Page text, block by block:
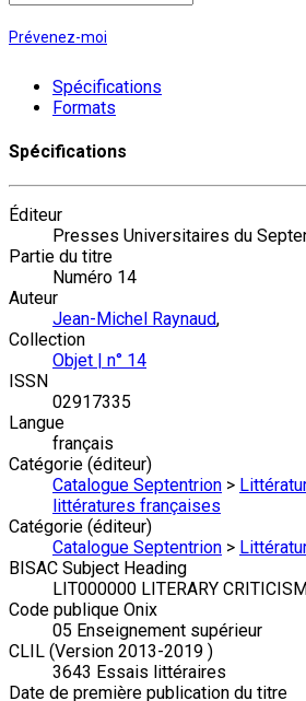
Prévenez-moi
Spécifications
Formats
Spécifications
Éditeur
Presses Universitaires du
Partie du titre
Numéro 14
Auteur
Jean-Michel Raynaud,
Collection
Objet | n° 14
ISSN
02917335
Langue
français
Catégorie (éditeur)
Catalogue Septentrion >
littératures françaises
Catégorie (éditeur)
Catalogue Septentrion >
BISAC Subject Heading
LIT000000 LITERARY CRITICISM
Code publique Onix
05 Enseignement supérieur
CLIL (Version 2013-2019 )
3643 Essais littéraires
Date de première publication du titre